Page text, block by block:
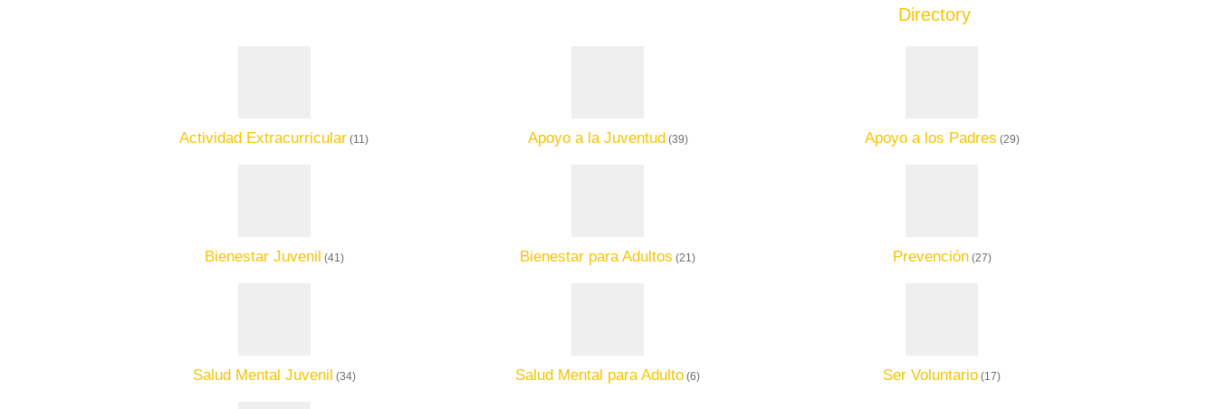
Directory
Actividad Extracurricular (11) Apoyo a la Juventud (39) Apoyo a los Padres (29)
Bienestar Juvenil (41) Bienestar para Adultos (21) Prevención(27)
Salud Mental Juvenil (34) Salud Mental para Adulto (6) Ser Voluntario (17)